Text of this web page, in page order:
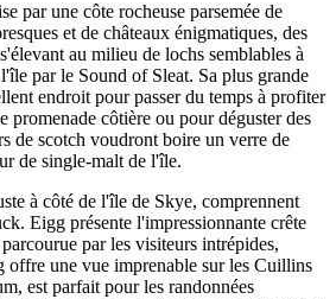
par une côte rocheuse parsemée de
et de châteaux énigmatiques, des
au milieu de lochs semblables à
par le Sound of Sleat. Sa plus grande
endroit pour passer du temps à profiter
promenade côtière ou pour déguster des
de scotch voudront boire un verre de
de single-malt de l'île.
à côté de l'île de Skye, comprennent
Eigg présente l'impressionnante crête
par les visiteurs intrépides,
offre une vue imprenable sur les Cuillins
est parfait pour les randonnées